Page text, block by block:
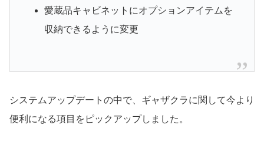
愛蔵品キャビネットにオプションアイテムを
収納できるように変更
システムアップデートの中で、ギャザクラに関して今より
便利になる項目をピックアップしました。